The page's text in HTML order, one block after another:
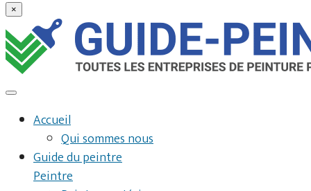
×
Accueil
Qui sommes nous
Guide du peintre
Peintre